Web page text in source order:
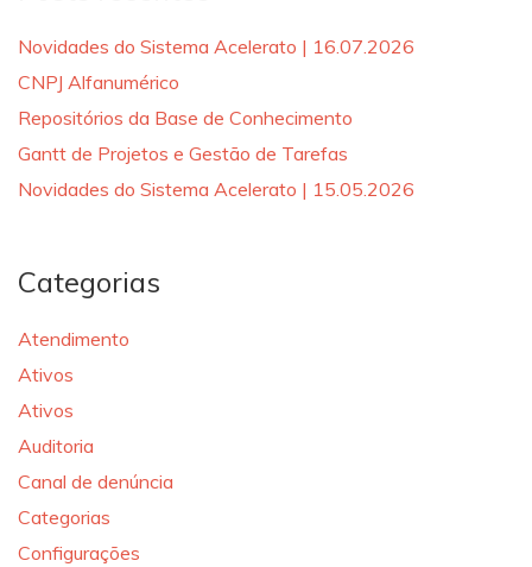
Novidades do Sistema Acelerato | 16.07.2026
CNPJ Alfanumérico
Repositórios da Base de Conhecimento
Gantt de Projetos e Gestão de Tarefas
Novidades do Sistema Acelerato | 15.05.2026
Categorias
Atendimento
Ativos
Ativos
Auditoria
Canal de denúncia
Categorias
Configurações